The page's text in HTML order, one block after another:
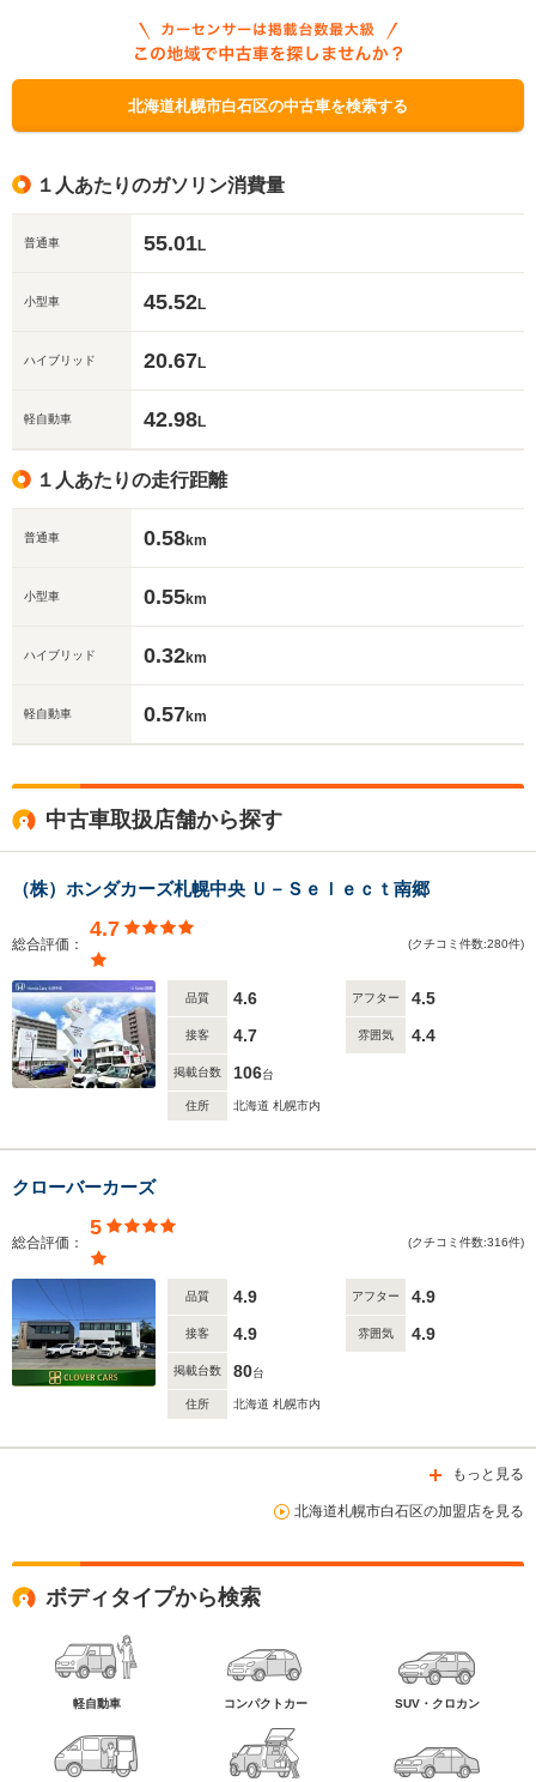
り入れており、エリア内を通る幹線道路としては国道12号線や道道89号線
などが挙げられます。この区域では白石神社例大祭や萬蔵祭などが行われ
ており、白石区で有名なご当地グルメとしては油そばやバターサンドを挙
げることができます。なお、札幌市白石区では補助金制度の給付が行われ
北海道札幌市白石区の中古車を検索する
１人あたりのガソリン消費量
普通車 55.01L
小型車 45.52L
ハイブリッド 20.67L
軽自動車 42.98L
１人あたりの走行距離
普通車 0.58km
小型車 0.55km
ハイブリッド 0.32km
軽自動車 0.57km
中古車取扱店舗から探す
（株）ホンダカーズ札幌中央 Ｕ－Ｓｅｌｅｃｔ南郷
総合評価：
4.7
(クチコミ件数:280件)
品質 4.6 アフター 4.5
接客 4.7 雰囲気 4.4
掲載台数 106台
住所 北海道 札幌市内
クローバーカーズ
総合評価：
5
(クチコミ件数:316件)
品質 4.9 アフター 4.9
接客 4.9 雰囲気 4.9
掲載台数 80台
住所 北海道 札幌市内
もっと見る
北海道札幌市白石区の加盟店を見る
ボディタイプから検索
軽自動車 コンパクトカー SUV・クロカン